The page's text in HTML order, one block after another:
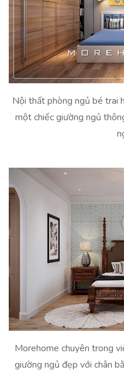
Nội thất phòng ngủ bé trai
một chiếc giường ngủ
Morehome chuyên trong
giường ngủ đẹp với chân